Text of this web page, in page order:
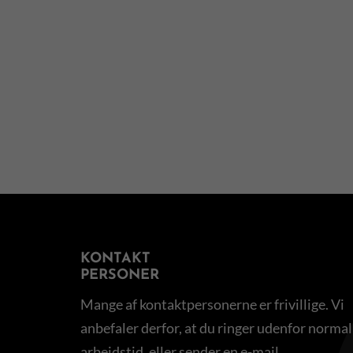
KONTAKT
PERSONER
Mange af kontaktpersonerne er frivillige. Vi
anbefaler derfor, at du ringer udenfor normal